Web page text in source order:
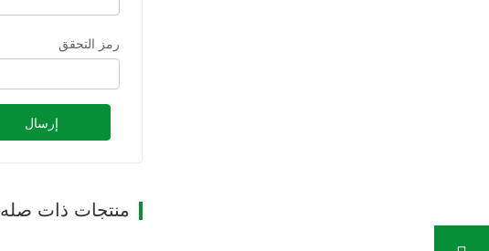
رمز التحقق
إرسال
منتجات ذات صله